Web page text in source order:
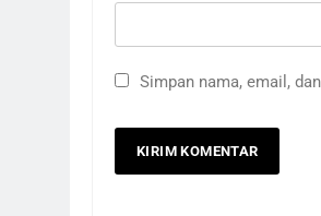
Simpan nama, email,